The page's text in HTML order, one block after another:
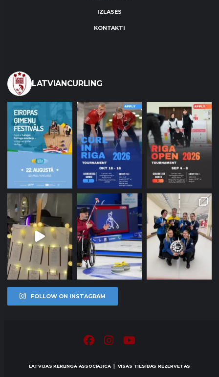
IZLASES
KONTAKTI
LATVIANCURLING
FOLLOW ON INSTAGRAM
LATVIJAS KĒRLINGA ASSOCIĀJICA | VISAS TIESĪBAS REZERVĒTAS